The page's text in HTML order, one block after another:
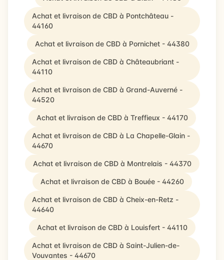
Achat et livraison de CBD à Pontchâteau -
44160
Achat et livraison de CBD à Pornichet - 44380
Achat et livraison de CBD à Châteaubriant -
44110
Achat et livraison de CBD à Grand-Auverné -
44520
Achat et livraison de CBD à Treffieux - 44170
Achat et livraison de CBD à La Chapelle-Glain -
44670
Achat et livraison de CBD à Montrelais - 44370
Achat et livraison de CBD à Bouée - 44260
Achat et livraison de CBD à Cheix-en-Retz -
44640
Achat et livraison de CBD à Louisfert - 44110
Achat et livraison de CBD à Saint-Julien-de-
Vouvantes - 44670